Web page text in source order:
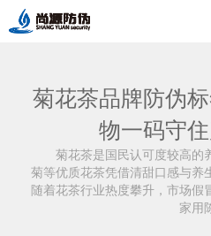
菊花茶品牌防伪
物一码守
菊花茶是国民认可度较高的
菊等优质花茶凭借清甜口感与养
随着花茶行业热度攀升，市场假
家用